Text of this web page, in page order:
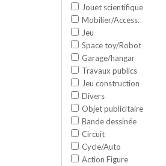
Jouet scientifique
Mobilier/Access.
Jeu
Space toy/Robot
Garage/hangar
Travaux publics
Jeu construction
Divers
Objet publicitaire
Bande dessinée
Circuit
Cycle/Auto
Action Figure